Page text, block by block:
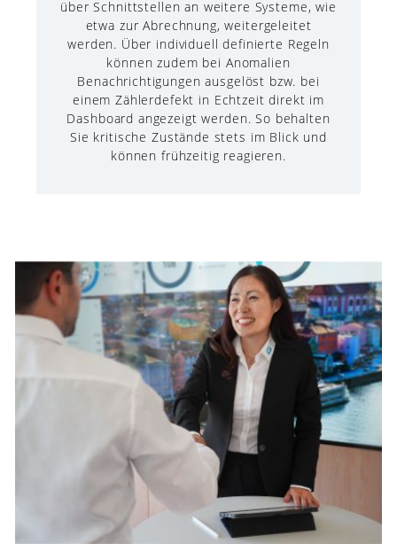
über Schnittstellen an weitere Systeme, wie
etwa zur Abrechnung, weitergeleitet
werden. Über individuell definierte Regeln
können zudem bei Anomalien
Benachrichtigungen ausgelöst bzw. bei
einem Zählerdefekt in Echtzeit direkt im
Dashboard angezeigt werden. So behalten
Sie kritische Zustände stets im Blick und
können frühzeitig reagieren.